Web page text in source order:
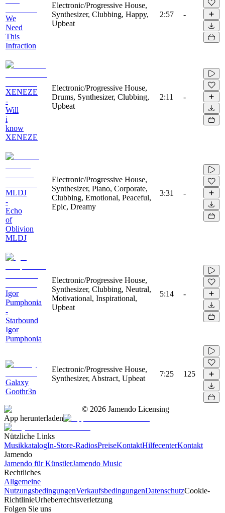
We
Need
This
Infraction
Electronic/Progressive House,
Synthesizer, Clubbing, Happy,
Upbeat
2:57 -
XENEZE
-
Will
i
know
XENEZE
Electronic/Progressive House,
Drums, Synthesizer, Clubbing,
Upbeat
2:11 -
MLDJ
-
Echo
of
Oblivion
MLDJ
Electronic/Progressive House,
Synthesizer, Piano, Corporate,
Clubbing, Emotional, Peaceful,
Epic, Dreamy
3:31 -
Igor
Pumphonia
-
Starbound
Igor
Pumphonia
Electronic/Progressive House,
Synthesizer, Clubbing, Neutral,
Motivational, Inspirational,
Upbeat
5:14 -
Galaxy
Goothr3n
Electronic/Progressive House,
Synthesizer, Abstract, Upbeat
7:25 125
© 2026 Jamendo Licensing
App herunterladen
Nützliche Links
MusikkatalogIn-Store-RadiosPreiseKontaktHilfecenterKontakt
Jamendo
Jamendo für KünstlerJamendo Music
Rechtliches
Allgemeine
NutzungsbedingungenVerkaufsbedingungenDatenschutzCookie-
RichtlinieUrheberrechtsverletzung
Folgen Sie uns